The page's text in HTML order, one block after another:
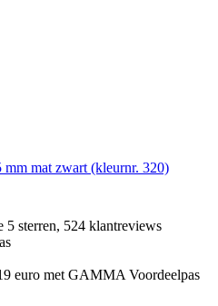
mat zwart (kleurnr. 320)
5 sterren, 524 klantreviews
euro met GAMMA Voordeelpas